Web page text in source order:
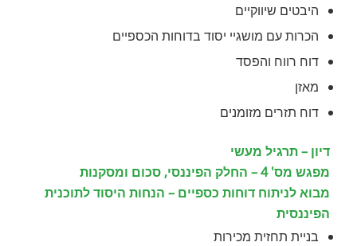
היבטים שיווקיים
הכרות עם מושגיי יסוד בדוחות הכספיים
דוח רווח והפסד
מאזן
דוח תזרים מזומנים
דיון – תרגיל מעשי
מפגש מס' 4 – החלק הפיננסי, סכום ומסקנות
מבוא לניתוח דוחות כספיים – הנחות היסוד לתוכנית
הפיננסית
בניית תחזית מכירות